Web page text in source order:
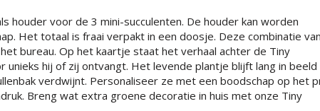
houder voor de 3 mini-succulenten. De houder kan worden
Het totaal is fraai verpakt in een doosje. Deze combinatie
bureau. Op het kaartje staat het verhaal achter de Tiny
hij of zij ontvangt. Het levende plantje blijft lang in beeld
verdwijnt. Personaliseer ze met een boodschap op het
Breng wat extra groene decoratie in huis met onze Tiny